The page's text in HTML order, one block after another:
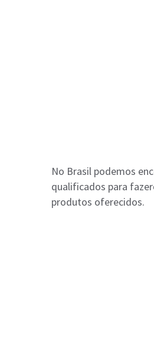
No Brasil podemos
qualificados para
produtos oferecidos.